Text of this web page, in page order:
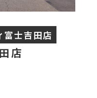
富士吉田店
店